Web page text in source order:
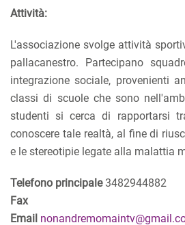
Attività:
L'associazione svolge attività
pallacanestro. Partecipano
integrazione sociale, provenienti
classi di scuole che sono
studenti si cerca di rapportarsi
conoscere tale realtà, al fine di
e le stereotipie legate alla malattia
Telefono principale3482944882
Fax
Email